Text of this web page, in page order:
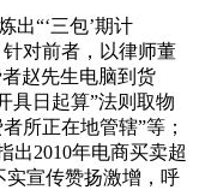
“‘三包’期计
对前者，以律师董
赵先生电脑到货
具日起算”法则取物
所正在地管辖”等；
出2010年电商买卖超
实宣传赞扬激增，呼